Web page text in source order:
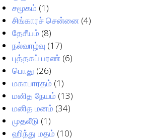
சமூகம் (1)
சிங்காரச் சென்னை (4)
தேசீயம் (8)
நல்வாழ்வு (17)
புத்தகப் பரண் (6)
பொது (26)
மகாபாரதம் (1)
மனித நேயம் (13)
மனித மனம் (34)
முதலீடு (1)
ஹிந்து மதம் (10)